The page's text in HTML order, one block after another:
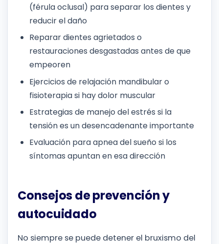
(férula oclusal) para separar los dientes y
reducir el daño
Reparar dientes agrietados o
restauraciones desgastadas antes de que
empeoren
Ejercicios de relajación mandibular o
fisioterapia si hay dolor muscular
Estrategias de manejo del estrés si la
tensión es un desencadenante importante
Evaluación para apnea del sueño si los
síntomas apuntan en esa dirección
Consejos de prevención y
autocuidado
No siempre se puede detener el bruxismo del